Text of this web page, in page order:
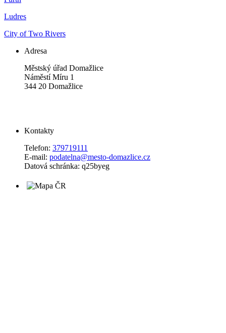
Ludres
City of Two Rivers
Adresa
Městský úřad Domažlice
Náměstí Míru 1
344 20 Domažlice
Kontakty
Telefon: 379719111
E-mail: podatelna@mesto-domazlice.cz
Datová schránka: q25byeg